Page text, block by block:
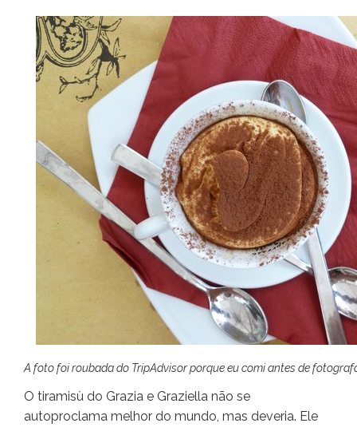
A foto foi roubada do TripAdvisor porque eu comi antes de
O tiramisù do Grazia e Graziella não se
autoproclama melhor do mundo, mas deveria. Ele